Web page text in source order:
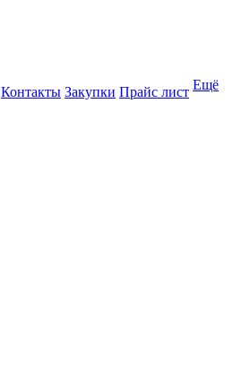
Контакты Закупки Прайс лист Ещё